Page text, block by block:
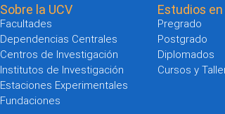
Sobre la UCV
Facultades
Dependencias Centrales
Centros de Investigación
Institutos de Investigación
Estaciones Experimentales
Fundaciones
Estudios en
Pregrado
Postgrado
Diplomados
Cursos y